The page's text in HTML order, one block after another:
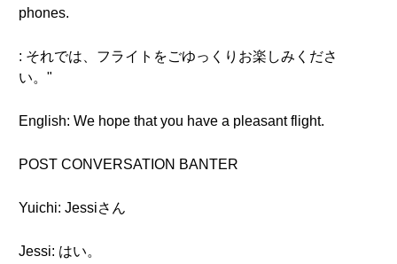
phones.
: それでは、フライトをごゆっくりお楽しみくださ
い。"
English: We hope that you have a pleasant flight.
POST CONVERSATION BANTER
Yuichi: Jessiさん
Jessi: はい。